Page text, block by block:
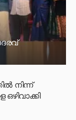
നിന്ന്